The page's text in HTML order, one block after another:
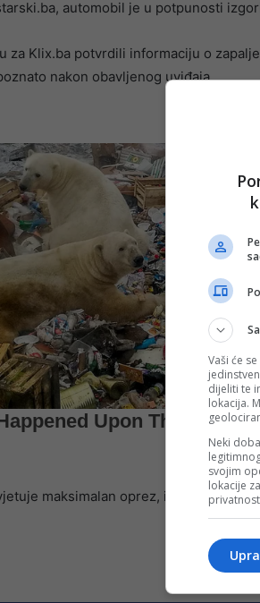
automobil je u potpunosti
za Klix.ba potvrdili informaciju o
nakon obavljenog uviđaja.
maksimalan oprez, i, ukoliko je
Vaši će
dijeliti te
lokacija.
Neki
svojim
lokacije